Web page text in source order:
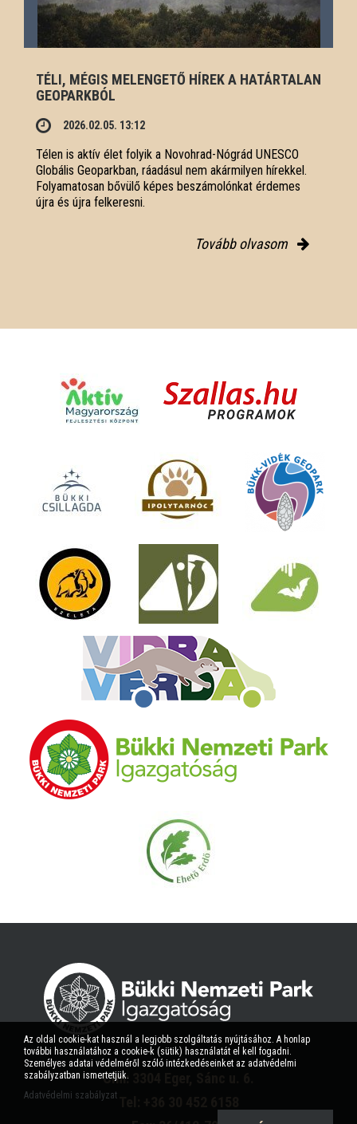
TÉLI, MÉGIS MELENGETŐ HÍREK A HATÁRTALAN
GEOPARKBÓL
2026.02.05. 13:12
Télen is aktív élet folyik a Novohrad-Nógrád UNESCO
Globális Geoparkban, ráadásul nem akármilyen hírekkel.
Folyamatosan bővülő képes beszámolónkat érdemes
újra és újra felkeresni.
Tovább olvasom
Cím: 3304 Eger, Sánc u. 6.
Az oldal cookie-kat használ a legjobb szolgáltatás nyújtásához. A honlap
további használatához a cookie-k (sütik) használatát el kell fogadni.
Személyes adatai védelméről szóló intézkedéseinket az adatvédelmi
szabályzatban ismertetjük.
Adatvédelmi szabályzat